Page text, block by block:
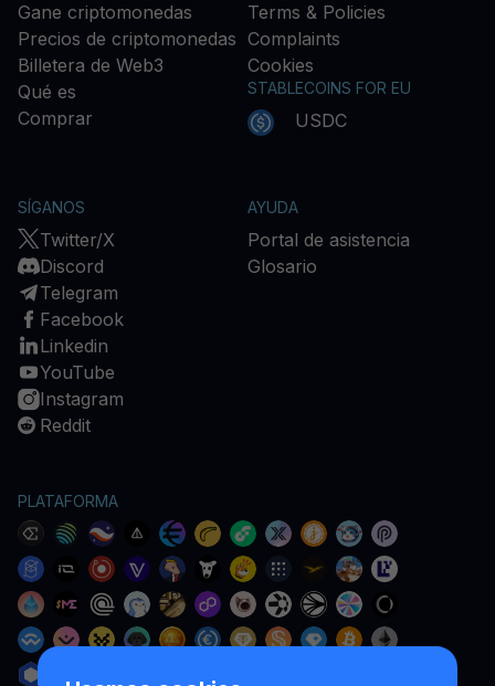
Gane criptomonedas
Precios de criptomonedas
Billetera de Web3
Qué es
Comprar
Terms & Policies
Complaints
Cookies
STABLECOINS FOR EU
USDC
SÍGANOS
Twitter/X
Discord
Telegram
Facebook
Linkedin
YouTube
Instagram
Reddit
AYUDA
Portal de asistencia
Glosario
PLATAFORMA